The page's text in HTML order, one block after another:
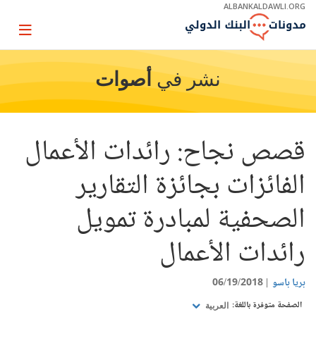
Skip
Main
ALBANKALDAWLI.ORG
Page
نشر في أصوات
قصص نجاح: رائدات الأعمال
الفائزات بجائزة التقارير
الصحفية لمبادرة تمويل
رائدات الأعمال
بريا باسو 06/19/2018
الصفحة متوفرة باللغة: العربية